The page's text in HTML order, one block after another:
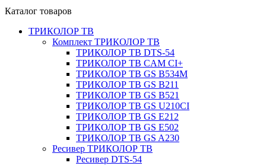
Каталог товаров
ТРИКОЛОР ТВ
Комплект ТРИКОЛОР ТВ
ТРИКОЛОР ТВ DTS-54
ТРИКОЛОР ТВ CAM CI+
ТРИКОЛОР ТВ GS B534M
ТРИКОЛОР ТВ GS B211
ТРИКОЛОР ТВ GS B521
ТРИКОЛОР ТВ GS U210CI
ТРИКОЛОР ТВ GS E212
ТРИКОЛОР ТВ GS E502
ТРИКОЛОР ТВ GS A230
Ресивер ТРИКОЛОР ТВ
Ресивер DTS-54